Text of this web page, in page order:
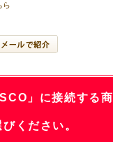
ら
」に接続する商
ください。